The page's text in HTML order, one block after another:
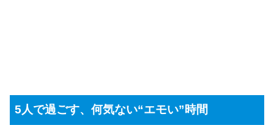
5人で過ごす、何気ない“エモい”時間